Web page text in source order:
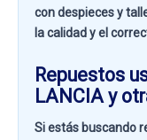
con despieces y
la calidad y el
Repuestos
LANCIA y
Si estás buscando